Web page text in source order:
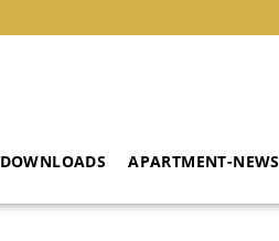
DOWNLOADS APARTMENT-NEWS